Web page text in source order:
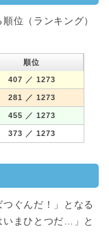
位（ランキング）
順位
407 ／ 1273
281 ／ 1273
455 ／ 1273
373 ／ 1273
ぐんだ！」となる
いまひとつだ…」と